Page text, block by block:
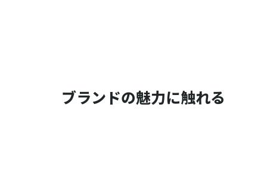
ブランドの魅力に触れる